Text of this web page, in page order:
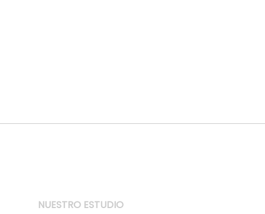
NUESTRO ESTUDIO